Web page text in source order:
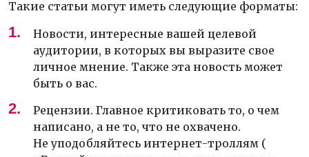
Такие статьи могут иметь следующие форматы:
Новости, интересные вашей целевой
аудитории, в которых вы выразите свое
личное мнение. Также эта новость может
быть о вас.
Рецензии. Главное критиковать то, о чем
написано, а не то, что не охвачено.
Не уподобляйтесь интернет-троллям (